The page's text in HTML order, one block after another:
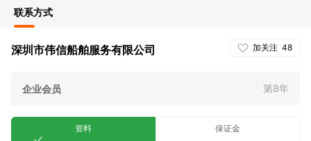
联系方式
加关注 48
深圳市伟信船舶服务有限公司
企业会员 第8年
资料 保证金